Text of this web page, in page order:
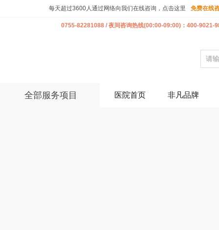
每天超过3600人通过网络向我们在线咨询，点击这里 免费在线
0755-82281088 / 夜间咨询热线(00:00-09:00)：400-9021-
全部服务项目 医院首页 非凡品牌